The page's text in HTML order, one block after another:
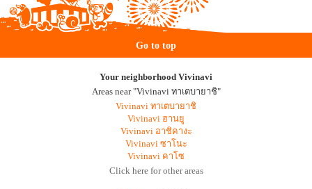
Go to top
Your neighborhood Vivinavi
Areas near "Vivinavi ทาเตบายาชิ"
Vivinavi ทาเตบายาชิ
Vivinavi ฮานยู
Vivinavi อาชิคางะ
Vivinavi ซาโนะ
Vivinavi คาโซ
Click here for other areas